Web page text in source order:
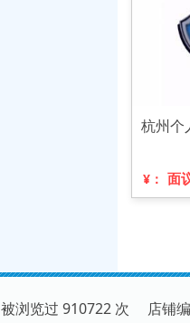
杭州个
¥： 面
被浏览过 910722 次 店铺编